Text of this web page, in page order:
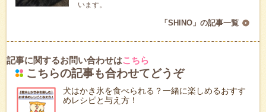
います。
「SHINO」の記事一覧
記事に関するお問い合わせはこちら
こちらの記事も合わせてどうぞ
犬はかき氷を食べられる？一緒に楽しめるおすす
めレシピと与え方！